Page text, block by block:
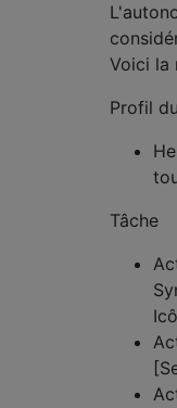
Voici la
Profil
Tâche